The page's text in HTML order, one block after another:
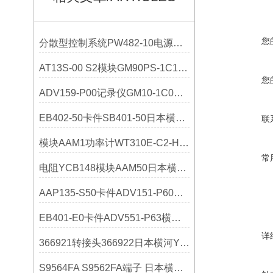
分散型控制系统PW482-10电源模块日本横河YOKOGAWA详情
AT13S-00 S2模块GM90PS-1C1H0横河YOKOGAWA
ADV159-P00记录仪GM10-1C0横河YOKOGAWA技术参数
EB402-50卡件SB401-50日本横河YOKOGAWA技术参数
模块AAM1功率计WT310E-C2-H/C7横河YOKOGAWA参数
电阻YCB148模块AAM50日本横河YOKOGAWA技术参数
AAP135-S50卡件ADV151-P60横河YOKOGAWA参数
EB401-E0卡件ADV551-P63横河YOKOGAWA技术参数
366921转接头366922日本横河YOKOGAWA技术参数
S9564FA S9562FA端子 日本横河YOKOGAWA
您
您
联
常
详